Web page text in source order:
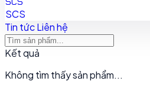
SCS
Tin tứcLiên hệ
Kết quả
Không tìm thấy sản phẩm...